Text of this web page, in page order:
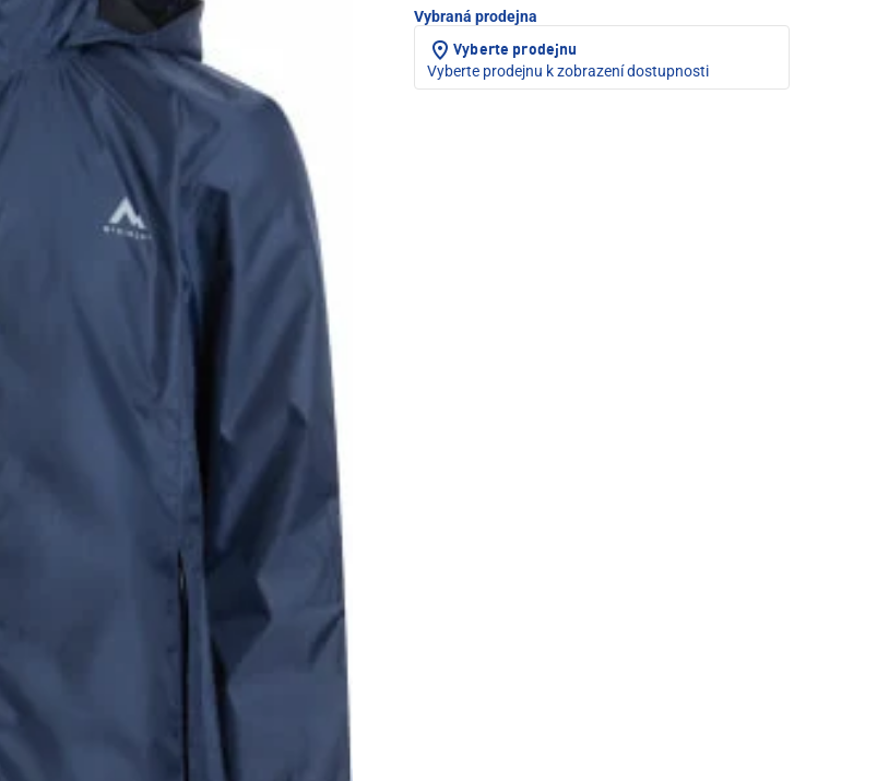
Vybraná prodejna
Vyberte prodejnu
Vyberte prodejnu k zobrazení dostupnosti